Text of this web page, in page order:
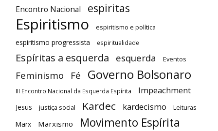
Encontro Nacional espiritas
Espiritismo espiritismo e política
espiritismo progressista espiritualidade
Espíritas a esquerda esquerda Eventos
Feminismo Fé Governo Bolsonaro
III Encontro Nacional da Esquerda Espírita Impeachment
Jesus justiça social Kardec kardecismo Leituras
Marx Marxismo Movimento Espírita